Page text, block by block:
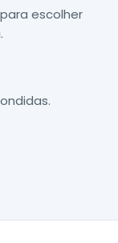
escolher